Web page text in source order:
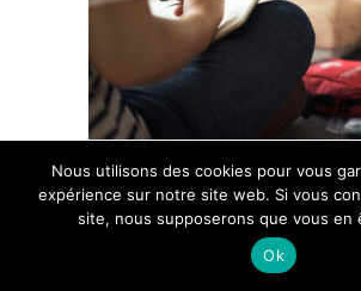
Six idées reçues sur les premiers
peuvent coûter une vie
Nous utilisons des cookies pour vous
expérience sur notre site web. Si vous
site, nous supposerons que vous en
Ok